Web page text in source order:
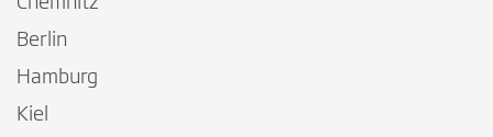
Berlin
Hamburg
Kiel